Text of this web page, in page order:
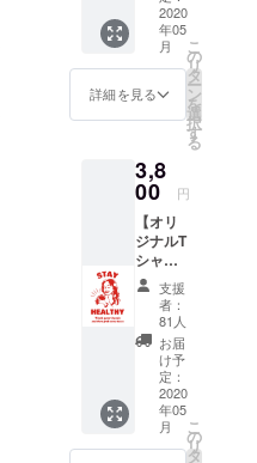
らをぜ
ひお願
い致し
ます。
（支援
額の上
乗せ追
歓迎で
す！）
＊プロ
ジェク
ト終了
時に、
お礼の
メール
をさせ
て頂き
ます。
＊見返
りはい
らない
から応
援だけ
2020
年05
月
詳細を見る
こ
の
リ
タ
ー
ン
を
選
択
す
る
3,8
00 円
【オリ
ジナルT
シャツ
で支
援！】
今回の
プロ
ジェク
トの為
に製作
したア
フロタ
コスオ
支援
者：
81人
お届
け予
定：
2020
年05
月
こ
の
リ
タ